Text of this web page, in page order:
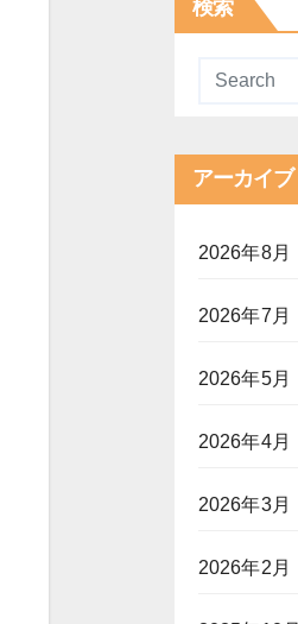
検索
アーカイブ
2026年8月
2026年7月
2026年5月
2026年4月
2026年3月
2026年2月